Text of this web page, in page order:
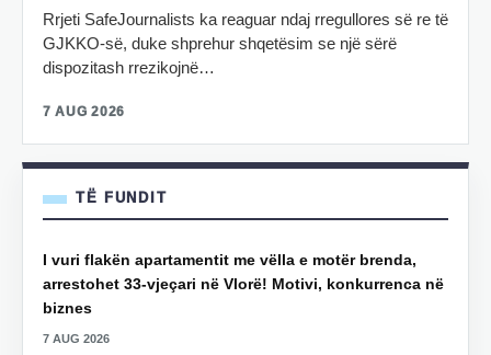
Rrjeti SafeJournalists ka reaguar ndaj rregullores së re të
GJKKO-së, duke shprehur shqetësim se një sërë
dispozitash rrezikojnë…
7 AUG 2026
TË FUNDIT
I vuri flakën apartamentit me vëlla e motër brenda,
arrestohet 33-vjeçari në Vlorë! Motivi, konkurrenca në
biznes
7 AUG 2026